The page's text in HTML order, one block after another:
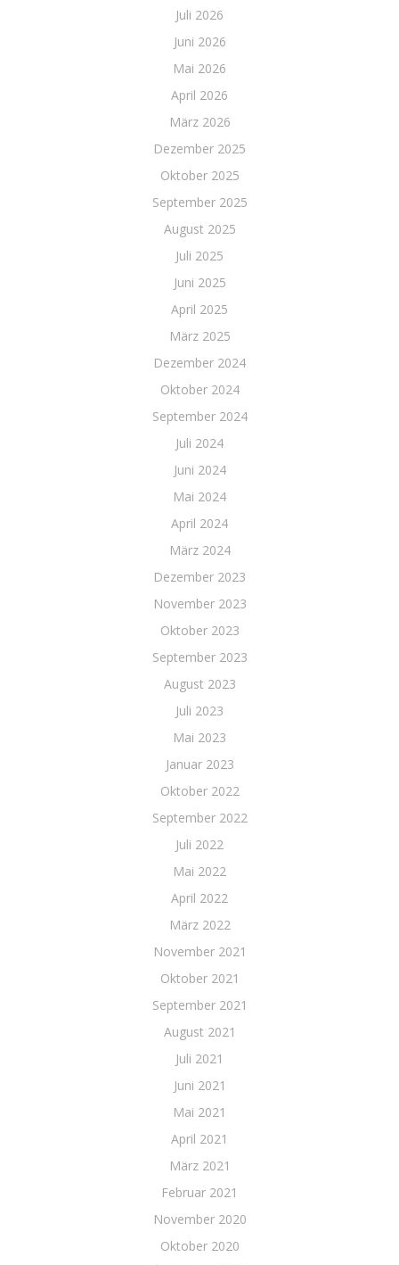
Juli 2026
Juni 2026
Mai 2026
April 2026
März 2026
Dezember 2025
Oktober 2025
September 2025
August 2025
Juli 2025
Juni 2025
April 2025
März 2025
Dezember 2024
Oktober 2024
September 2024
Juli 2024
Juni 2024
Mai 2024
April 2024
März 2024
Dezember 2023
November 2023
Oktober 2023
September 2023
August 2023
Juli 2023
Mai 2023
Januar 2023
Oktober 2022
September 2022
Juli 2022
Mai 2022
April 2022
März 2022
November 2021
Oktober 2021
September 2021
August 2021
Juli 2021
Juni 2021
Mai 2021
April 2021
März 2021
Februar 2021
November 2020
Oktober 2020